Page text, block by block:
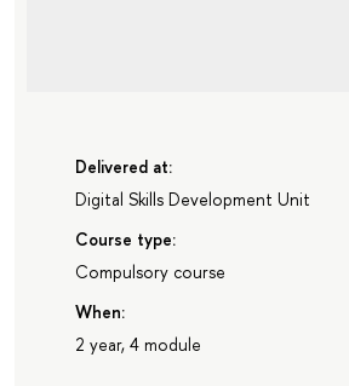
Delivered at:
Digital Skills Development Unit
Course type:
Compulsory course
When:
2 year, 4 module